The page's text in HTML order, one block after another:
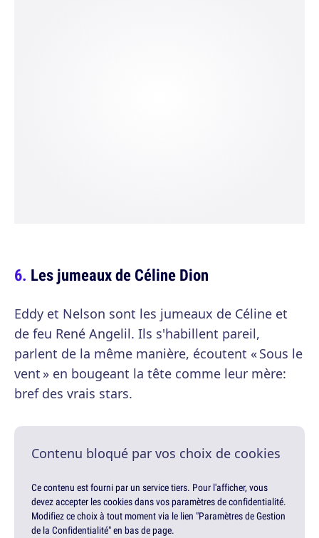
Les jumeaux de Céline Dion
Eddy et Nelson sont les jumeaux de Céline et
de feu René Angelil. Ils s'habillent pareil,
parlent de la même manière, écoutent « Sous le
vent » en bougeant la tête comme leur mère:
bref des vrais stars.
Contenu bloqué par vos choix de cookies
Ce contenu est fourni par un service tiers. Pour l'afficher, vous
devez accepter les cookies dans vos paramètres de confidentialité.
Modifiez ce choix à tout moment via le lien "Paramètres de Gestion
de la Confidentialité" en bas de page.